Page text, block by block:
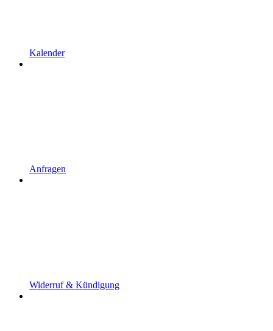
Kalender
Anfragen
Widerruf & Kündigung